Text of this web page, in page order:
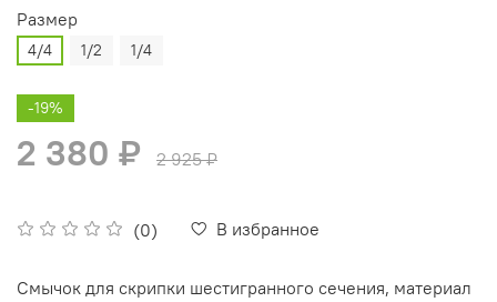
(0) В избранное
Размер
4/4 1/2 1/4
-19%
2 380 ₽ 2 925 ₽
Смычок для скрипки шестигранного сечения, материал